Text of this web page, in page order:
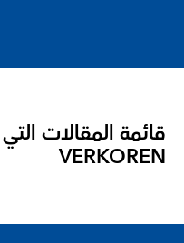
قائمة المقالات
VERKOREN